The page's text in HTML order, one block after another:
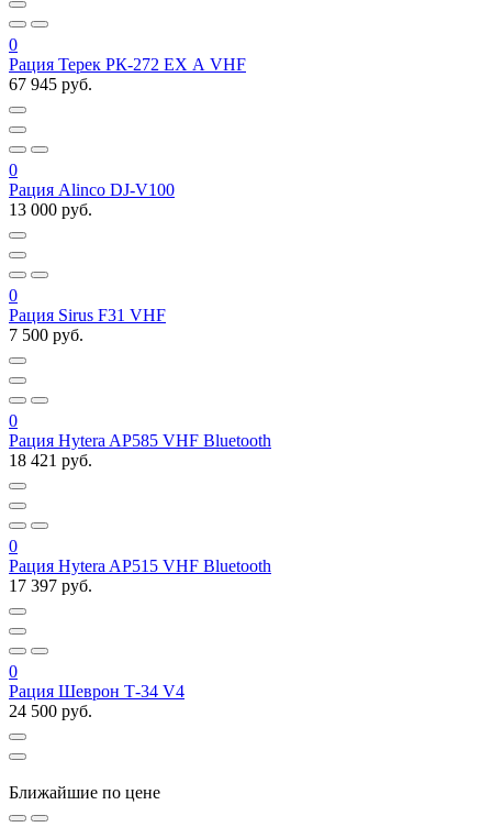
0
Рация Терек РК-272 EX А VHF
67 945 руб.
0
Рация Alinco DJ-V100
13 000 руб.
0
Рация Sirus F31 VHF
7 500 руб.
0
Рация Hytera AP585 VHF Bluetooth
18 421 руб.
0
Рация Hytera AP515 VHF Bluetooth
17 397 руб.
0
Рация Шеврон Т-34 V4
24 500 руб.
Ближайшие по цене